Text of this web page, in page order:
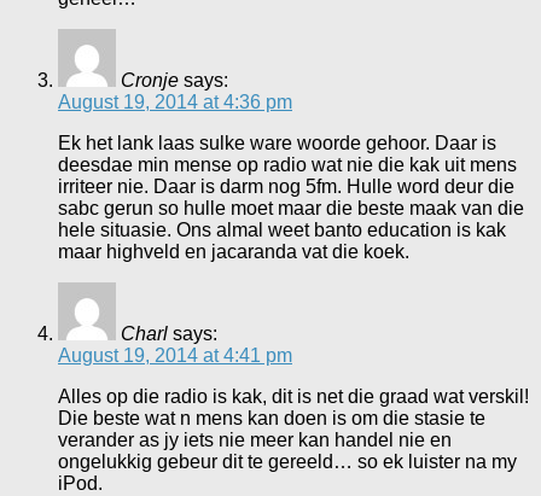
Cronje says:
August 19, 2014 at 4:36 pm
Ek het lank laas sulke ware woorde gehoor. Daar is
deesdae min mense op radio wat nie die kak uit mens
irriteer nie. Daar is darm nog 5fm. Hulle word deur die
sabc gerun so hulle moet maar die beste maak van die
hele situasie. Ons almal weet banto education is kak
maar highveld en jacaranda vat die koek.
Charl says:
August 19, 2014 at 4:41 pm
Alles op die radio is kak, dit is net die graad wat verskil!
Die beste wat n mens kan doen is om die stasie te
verander as jy iets nie meer kan handel nie en
ongelukkig gebeur dit te gereeld… so ek luister na my
iPod.